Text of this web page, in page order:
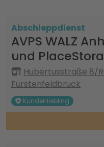
Abschleppdienst
AVPS WALZ
und
Hubertusstraße 8/
Fürstenfeldbruck
Kundenliebling